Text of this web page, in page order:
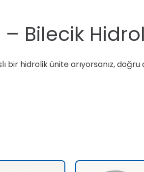
Bilecik
hidrolik ünite arıyorsanız,